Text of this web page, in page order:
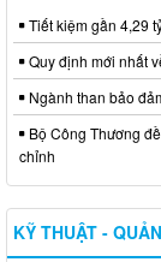
Tiết kiệm gần 4,29
Quy định mới nhất
Ngành than bảo
Bộ Công Thương
chỉnh
KỸ THUẬT -